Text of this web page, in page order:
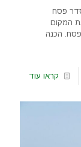
פסח
המקום
הכנה
קראו עוד